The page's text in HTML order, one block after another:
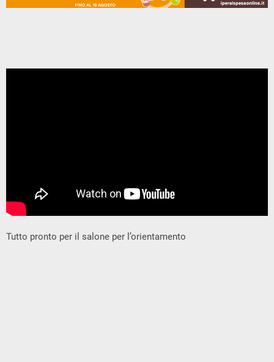
Tutto pronto per il salone per l’orientamento